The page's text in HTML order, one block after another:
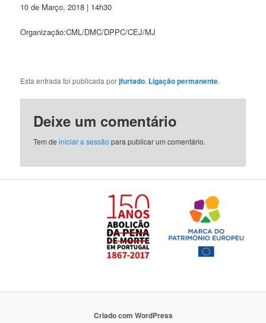
10 de Março, 2018 | 14h30
Organização:CML/DMC/DPPC/CEJ/MJ
Esta entrada foi publicada porjfurtado. Ligação permanente.
Deixe um comentário
Tem deiniciar a sessão para publicar um comentário.
Criado com WordPress